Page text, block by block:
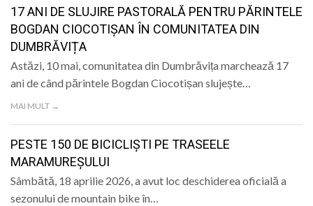
17 ANI DE SLUJIRE PASTORALĂ PENTRU PĂRINTELE
BOGDAN CIOCOTIȘAN ÎN COMUNITATEA DIN
DUMBRĂVIȚA
Astăzi, 10 mai, comunitatea din Dumbrăvița marchează 17
ani de când părintele Bogdan Ciocotișan slujește…
MAI MULT →
PESTE 150 DE BICICLIȘTI PE TRASEELE
MARAMUREȘULUI
Sâmbătă, 18 aprilie 2026, a avut loc deschiderea oficială a
sezonului de mountain bike în…